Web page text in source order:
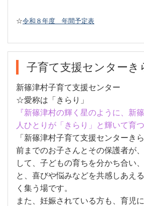
☆令和８年度 年間予定表
子育て支援センターき
新篠津村子育て支援センター
☆愛称は「きらり」
『新篠津村の輝く星のように、新
人ひとりが「きらり」と輝いて育
「新篠津村子育て支援センターき
前までのお子さんとその保護者が
して、子どもの育ちを分かち合い
と、喜びや悩みなどを共感しあえ
く集う場です。
また、妊娠されている方も、育児